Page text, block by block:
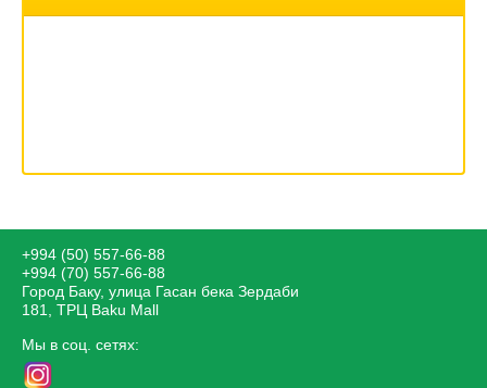
+994 (50) 557-66-88
+994 (70) 557-66-88
Город Баку, улица Гасан бека Зердаби
181, ТРЦ Baku Mall
Мы в соц. сетях: